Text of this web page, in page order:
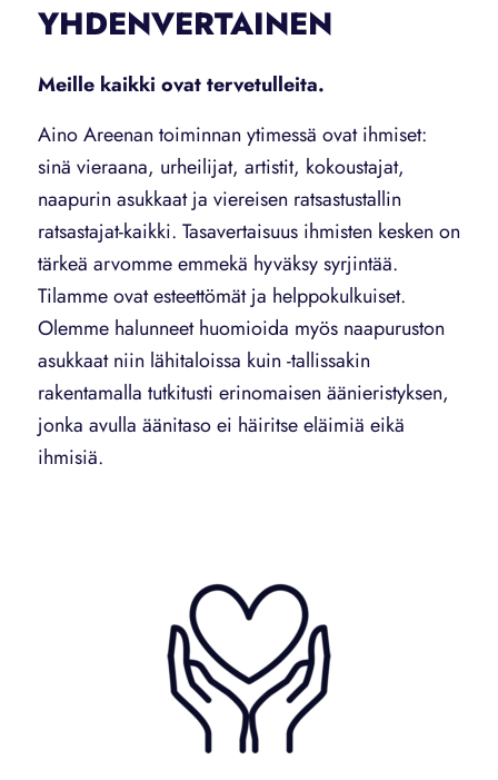
YHDENVERTAINEN
Meille kaikki ovat tervetulleita.
Aino Areenan toiminnan ytimessä ovat ihmiset:
sinä vieraana, urheilijat, artistit, kokoustajat,
naapurin asukkaat ja viereisen ratsastustallin
ratsastajat-kaikki. Tasavertaisuus ihmisten kesken on
tärkeä arvomme emmekä hyväksy syrjintää.
Tilamme ovat esteettömät ja helppokulkuiset.
Olemme halunneet huomioida myös naapuruston
asukkaat niin lähitaloissa kuin -tallissakin
rakentamalla tutkitusti erinomaisen äänieristyksen,
jonka avulla äänitaso ei häiritse eläimiä eikä
ihmisiä.